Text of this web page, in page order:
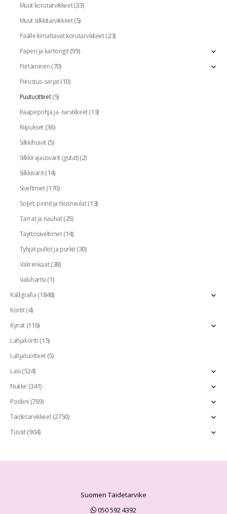
Muut korutarvikkeet(33)
Muut silkkitarvikkeet(5)
Päälle liimattavat korutarvikkeet(23)
Paperi ja kartongit(99)
Piirtäminen(70)
Piirustus-sarjat(10)
Puutuotteet(5)
Raapepohja ja -tarvikkeet(13)
Riipukset(36)
Silkkihuivit(5)
Silkkirajausvärit (gutat)(2)
Silkkivärit(14)
Siveltimet(170)
Soljet, pinnit ja hiusneulat(13)
Tarrat ja nauhat(25)
Täyttösiveltimet(14)
Tyhjät pullot ja purkit(30)
Välirenkaat(38)
Valuhartsi(1)
Kalligrafia(1848)
Kortit(4)
Kynät(116)
Lahjakortti(15)
Lahjatuotteet(5)
Lasi(524)
Nukke (341)
Posliini (769)
Taidetarvikkeet(2750)
Tussit(904)
Suomen Taidetarvike
050 592 4392